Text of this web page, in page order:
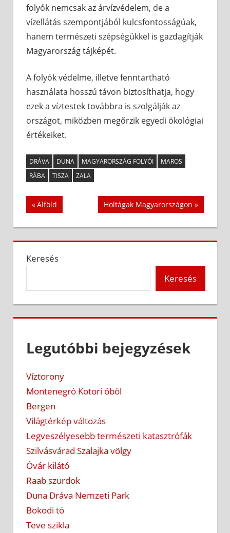
folyók nemcsak az árvízvédelem, de a
vízellátás szempontjából kulcsfontosságúak,
hanem természeti szépségükkel is gazdagítják
Magyarország tájképét.
A folyók védelme, illetve fenntartható
használata hosszú távon biztosíthatja, hogy
ezek a víztestek továbbra is szolgálják az
országot, miközben megőrzik egyedi ökológiai
értékeiket.
DRÁVA DUNA MAGYARORSZÁG FOLYÓI
MAROS
RÁBA
TISZA ZALA
Bejegyzés
navigáció
Previous
Post:
Alföld
Next
Post:
Holtágak Magyarországon
Keresés
Keresés
Legutóbbi bejegyzések
Víztorony
Montenegró Kotori öböl
Bergen
Világtérkép változás
Legveszélyesebb természeti katasztrófák
Szilvásvárad Szalajka völgy
Óvár kilátó
Raab szurdok
Duna Dráva Nemzeti Park
Bokodi tó
Teve szikla